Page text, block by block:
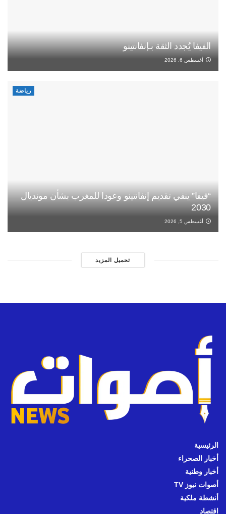
الفيفا يُجدد الثقة بـإنفانتينو
أغسطس 6, 2026
رياضة
“فيفا” ينفي تقديم إنفانتينو وعودا للمغرب بشأن مونديال
2030
أغسطس 5, 2026
تحميل المزيد
الرئيسية
أخبار الصحراء
أخبار وطنية
أصوات نيوز TV
أنشطة ملكية
اقتصاد